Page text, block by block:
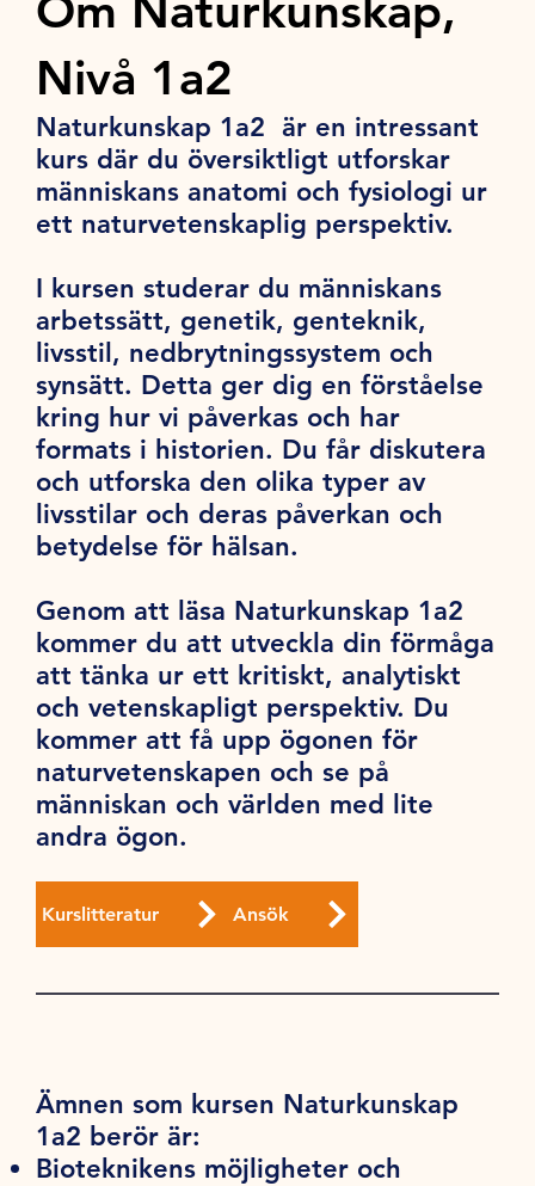
Nivå 1a2
Naturkunskap 1a2 är en intressant
kurs där du översiktligt utforskar
människans anatomi och fysiologi ur
ett naturvetenskaplig perspektiv.
I kursen studerar du människans
arbetssätt, genetik, genteknik,
livsstil, nedbrytningssystem och
synsätt. Detta ger dig en förståelse
kring hur vi påverkas och har
formats i historien. Du får diskutera
och utforska den olika typer av
livsstilar och deras påverkan och
betydelse för hälsan.
Genom att läsa Naturkunskap 1a2
kommer du att utveckla din förmåga
att tänka ur ett kritiskt, analytiskt
och vetenskapligt perspektiv. Du
kommer att få upp ögonen för
naturvetenskapen och se på
människan och världen med lite
andra ögon.
Kurslitteratur Ansök
Ämnen som kursen Naturkunskap
1a2 berör är:
Bioteknikens möjligheter och